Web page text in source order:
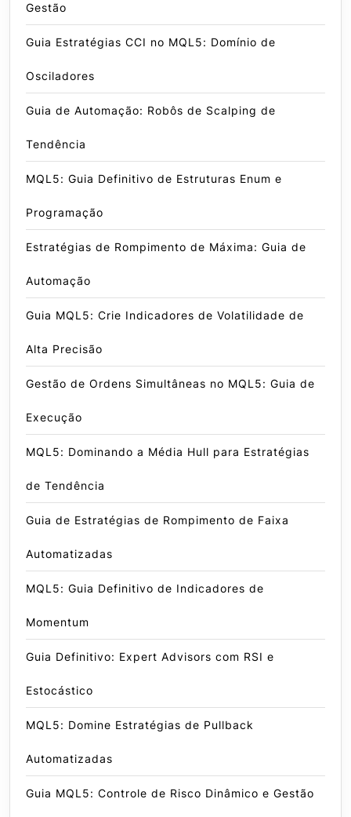
Gestão
Guia Estratégias CCI no MQL5: Domínio de
Osciladores
Guia de Automação: Robôs de Scalping de
Tendência
MQL5: Guia Definitivo de Estruturas Enum e
Programação
Estratégias de Rompimento de Máxima: Guia de
Automação
Guia MQL5: Crie Indicadores de Volatilidade de
Alta Precisão
Gestão de Ordens Simultâneas no MQL5: Guia de
Execução
MQL5: Dominando a Média Hull para Estratégias
de Tendência
Guia de Estratégias de Rompimento de Faixa
Automatizadas
MQL5: Guia Definitivo de Indicadores de
Momentum
Guia Definitivo: Expert Advisors com RSI e
Estocástico
MQL5: Domine Estratégias de Pullback
Automatizadas
Guia MQL5: Controle de Risco Dinâmico e Gestão